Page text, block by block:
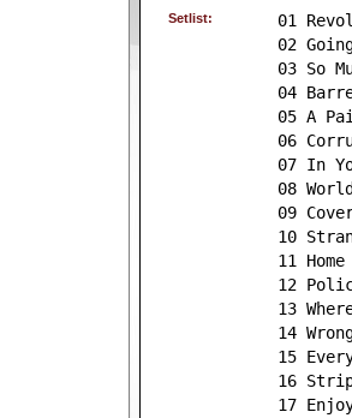
Setlist:
01
02
03 So
04
05 A
06
07 In
08
09
10
11 Home
12
13
14
15
16
17